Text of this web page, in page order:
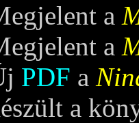
a
a
PDF a
a